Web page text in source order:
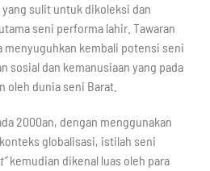
sulit untuk dikoleksi dan
seni performa lahir. Tawaran
kembali potensi seni
sosial dan kemanusiaan yang pada
oleh dunia seni Barat.
2000an, dengan menggunakan
globalisasi, istilah seni
kemudian dikenal luas oleh para